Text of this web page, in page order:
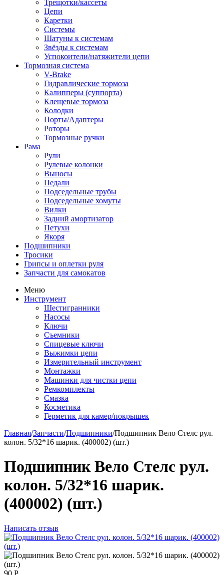
Трещотки/кассеты
Цепи
Каретки
Системы
Шатуны к системам
Звёзды к системам
Успокоители/натяжители цепи
Тормозная система
V-Brake
Гидравлические тормоза
Калипперы (суппорта)
Клещевые тормоза
Колодки
Порты/Адаптеры
Роторы
Тормозные ручки
Рама
Рули
Рулевые колонки
Выносы
Педали
Подседельные трубы
Подседельные хомуты
Вилки
Задний амортизатор
Петухи
Якоря
Подшипники
Тросики
Грипсы и оплетки руля
Запчасти для самокатов
Меню
Инструмент
Шестигранники
Насосы
Ключи
Съемники
Спицевые ключи
Выжимки цепи
Измерительный инструмент
Монтажки
Машинки для чистки цепи
Ремкомплекты
Смазка
Косметика
Герметик для камер/покрышек
Главная/Запчасти/Подшипники/Подшипник Вело Стелс рул.
колон. 5/32*16 шарик. (400002) (шт.)
Подшипник Вело Стелс рул.
колон. 5/32*16 шарик.
(400002) (шт.)
Написать отзыв
90 Р